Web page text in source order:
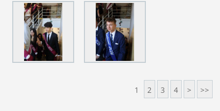
1 2 3 4 > >>